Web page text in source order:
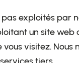
exploités
un site web
visitez.